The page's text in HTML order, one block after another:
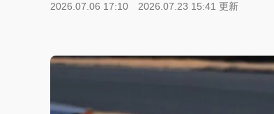
2026.07.06 17:10 2026.07.23 15:41 更新